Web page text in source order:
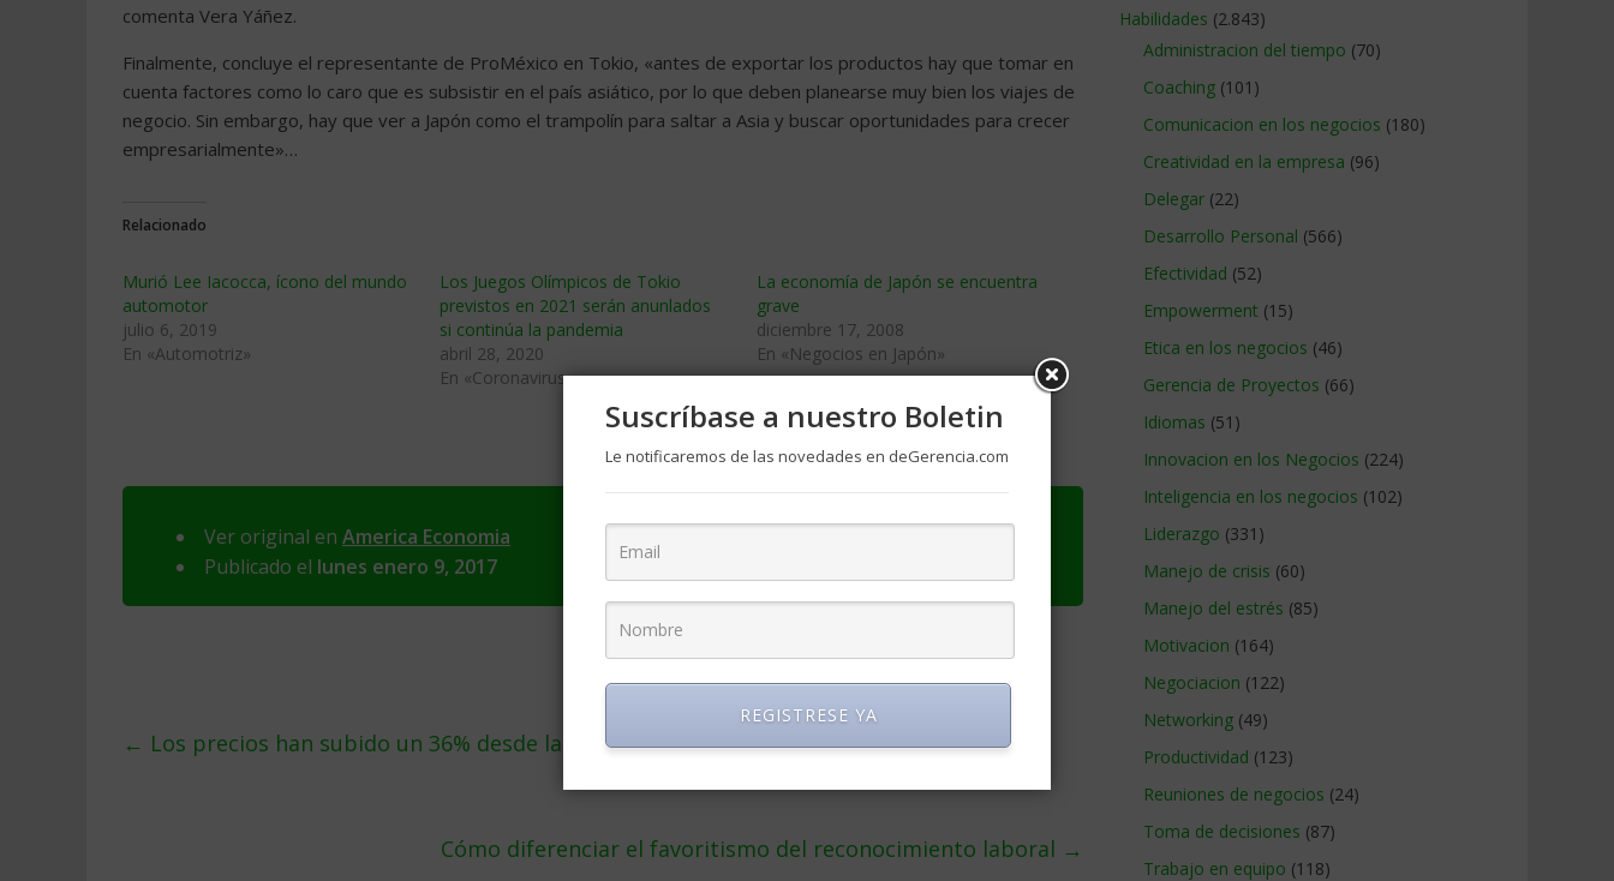
comenta Vera Yáñez.
Finalmente, concluye el representante de ProMéxico en Tokio, «antes de exportar los productos hay que tomar en
cuenta factores como lo caro que es subsistir en el país asiático, por lo que deben planearse muy bien los viajes de
negocio. Sin embargo, hay que ver a Japón como el trampolín para saltar a Asia y buscar oportunidades para crecer
empresarialmente»…
Relacionado
Murió Lee Iacocca, ícono del mundo
automotor
julio 6, 2019
En «Automotriz»
Los Juegos Olímpicos de Tokio
previstos en 2021 serán anunlados
si continúa la pandemia
abril 28, 2020
En «Coronavirus»
La economí­a de Japón se encuentra
grave
diciembre 17, 2008
En «Negocios en Japón»
Ver original en America Economia
Publicado el lunes enero 9, 2017
← Los precios han subido un 36% desde la llegada del euro
Cómo diferenciar el favoritismo del reconocimiento laboral →
Habilidades (2.843)
Administracion del tiempo (70)
Coaching (101)
Comunicacion en los negocios (180)
Creatividad en la empresa (96)
Delegar (22)
Desarrollo Personal (566)
Efectividad (52)
Empowerment (15)
Etica en los negocios (46)
Gerencia de Proyectos (66)
Idiomas (51)
Innovacion en los Negocios (224)
Inteligencia en los negocios (102)
Liderazgo (331)
Manejo de crisis (60)
Manejo del estrés (85)
Motivacion (164)
Negociacion (122)
Networking (49)
Productividad (123)
Reuniones de negocios (24)
Toma de decisiones (87)
Trabajo en equipo (118)
Suscríbase a nuestro Boletin
Le notificaremos de las novedades en deGerencia.com
REGISTRESE YA